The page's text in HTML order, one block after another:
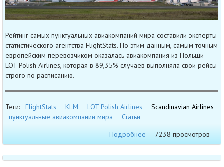
Рейтинг самых пунктуальных авиакомпаний мира составили эксперты
статистического агентства FlightStats. По этим данным, самым точным
европейским перевозчиком оказалась авиакомпания из Польши –
LOT Polish Airlines, которая в 89,35% случаев выполняла свои рейсы
строго по расписанию.
Теги: FlightStats KLM LOT Polish Airlines
Scandinavian Airlines
пунктуальные авиакомпании мира
Статьи
Подробнее
7238 просмотров